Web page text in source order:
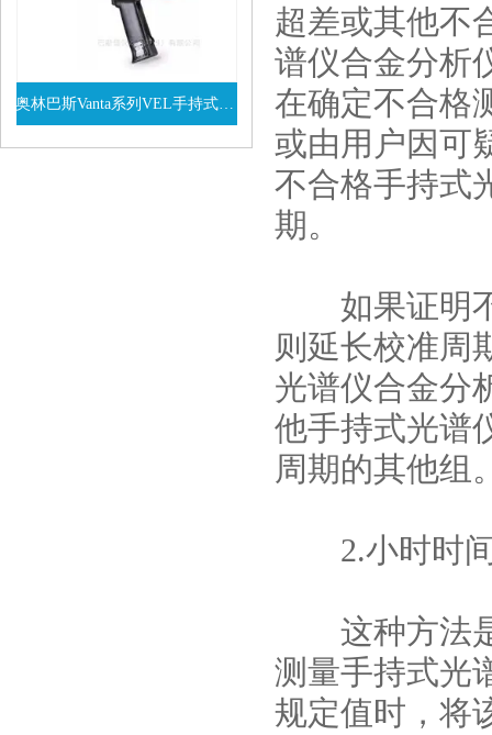
奥林巴斯Vanta系列VEL手持式XRF光谱仪
查看详情
超差或其他不
谱仪合金分析
在确定不合格
或由用户因可
不合格手持式
期。
如果证明不
则延长校准周
光谱仪合金分
他手持式光谱
周期的其他组
2.小时时间
这种方法是
测量手持式光
规定值时，将